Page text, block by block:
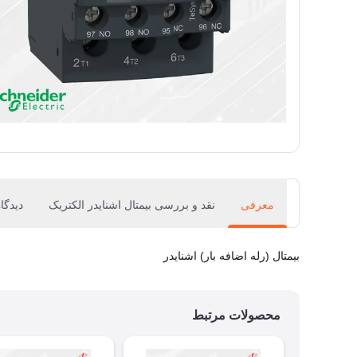
معرفی نقد و بررسی بیمتال اشنایدر الکتریک
بیمتال (رله اضافه بار) اشنایدر
محصولات مرتبط